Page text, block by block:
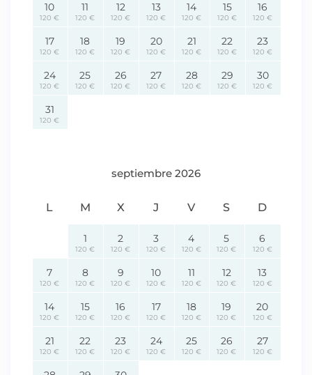
10
120 €
11
120 €
12
120 €
13
120 €
14
120 €
15
120 €
16
120 €
17
120 €
18
120 €
19
120 €
20
120 €
21
120 €
22
120 €
23
120 €
24
120 €
25
120 €
26
120 €
27
120 €
28
120 €
29
120 €
30
120 €
31
120 €
septiembre 2026
L M X J V S D
1
120 €
2
120 €
3
120 €
4
120 €
5
120 €
6
120 €
7
120 €
8
120 €
9
120 €
10
120 €
11
120 €
12
120 €
13
120 €
14
120 €
15
120 €
16
120 €
17
120 €
18
120 €
19
120 €
20
120 €
21
120 €
22
120 €
23
120 €
24
120 €
25
120 €
26
120 €
27
120 €